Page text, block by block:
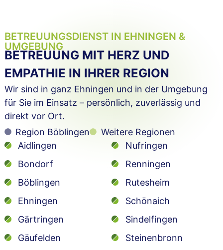
BETREUUNGSDIENST IN EHNINGEN &
UMGEBUNG
BETREUUNG MIT HERZ UND
EMPATHIE IN IHRER REGION
Wir sind in ganz Ehningen und in der Umgebung
für Sie im Einsatz – persönlich, zuverlässig und
direkt vor Ort.
Region Böblingen
Weitere Regionen
Aidlingen
Bondorf
Böblingen
Ehningen
Gärtringen
Gäufelden
Nufringen
Renningen
Rutesheim
Schönaich
Sindelfingen
Steinenbronn